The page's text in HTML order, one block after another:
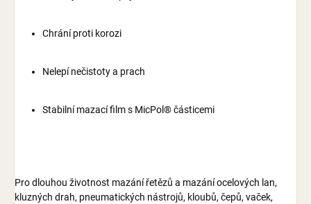
Chrání proti korozi
Nelepí nečistoty a prach
Stabilní mazací film s MicPol® částicemi
Pro dlouhou životnost mazání řetězů a mazání ocelových lan,
kluzných drah, pneumatických nástrojů, kloubů, čepů, vaček,